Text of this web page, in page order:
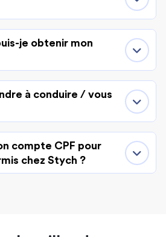
je obtenir mon
à conduire / vous
compte CPF pour
chez Stych ?